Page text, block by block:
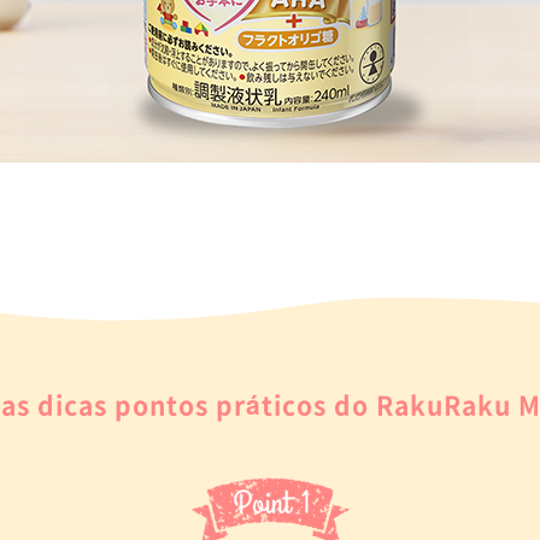
dicas pontos práticos do RakuRaku